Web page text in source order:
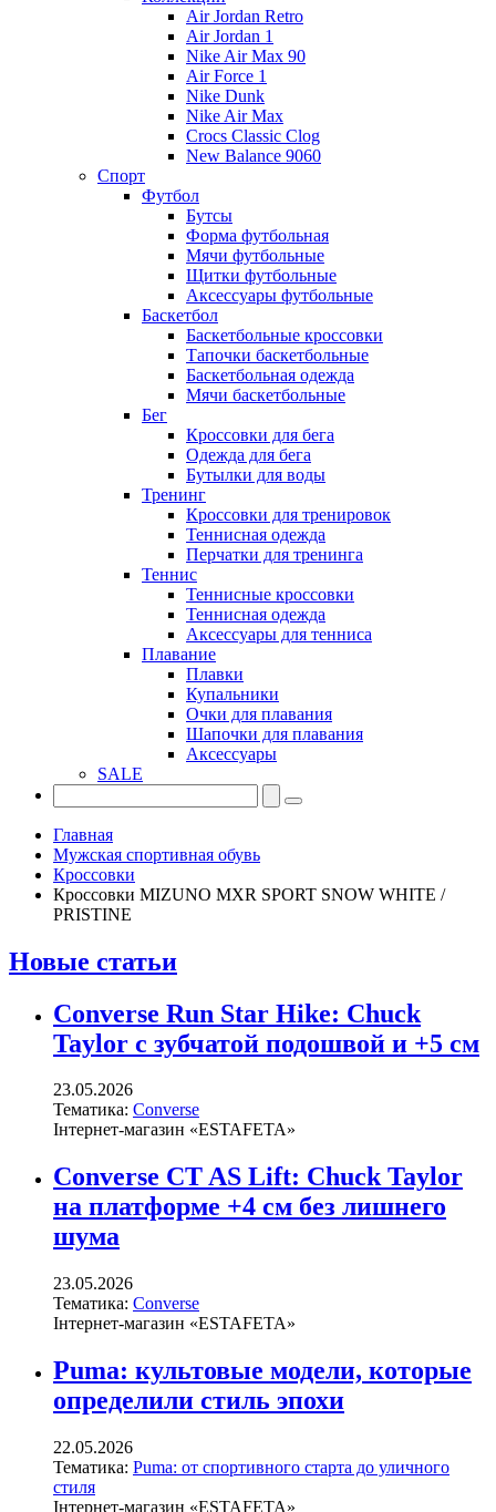
Air Jordan Retro
Air Jordan 1
Nike Air Max 90
Air Force 1
Nike Dunk
Nike Air Max
Crocs Classic Clog
New Balance 9060
Спорт
Футбол
Бутсы
Форма футбольная
Мячи футбольные
Щитки футбольные
Аксессуары футбольные
Баскетбол
Баскетбольные кроссовки
Тапочки баскетбольные
Баскетбольная одежда
Мячи баскетбольные
Бег
Кроссовки для бега
Одежда для бега
Бутылки для воды
Тренинг
Кроссовки для тренировок
Теннисная одежда
Перчатки для тренинга
Теннис
Теннисные кроссовки
Теннисная одежда
Аксессуары для тенниса
Плавание
Плавки
Купальники
Очки для плавания
Шапочки для плавания
Аксессуары
SALE
Главная
Мужская спортивная обувь
Кроссовки
Кроссовки MIZUNO MXR SPORT SNOW WHITE /
PRISTINE
Новые статьи
Converse Run Star Hike: Chuck
Taylor с зубчатой подошвой и +5 см
23.05.2026
Тематика: Converse
Інтернет-магазин «ESTAFETA»
Converse CT AS Lift: Chuck Taylor
на платформе +4 см без лишнего
шума
23.05.2026
Тематика: Converse
Інтернет-магазин «ESTAFETA»
Puma: культовые модели, которые
определили стиль эпохи
22.05.2026
Тематика: Puma: от спортивного старта до уличного
стиля
Інтернет-магазин «ESTAFETA»